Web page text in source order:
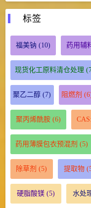
标签
福美钠 (10) 药用辅
现货化工原料清仓处理
聚乙二醇 (7) 阻燃剂
聚丙烯酰胺(6)
药用薄膜包衣预混剂 (5)
除草剂 (5) 提取物
硬脂酸镁(5) 水处